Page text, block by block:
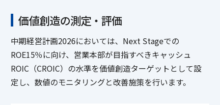
価値創造の測定・評価
中期経営計画2026においては、Next Stageでの
ROE15％に向け、営業本部が目指すべきキャッシュ
ROIC（CROIC）の水準を価値創造ターゲットとして設
定し、数値のモニタリングと改善施策を行います。